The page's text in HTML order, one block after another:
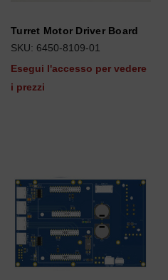
Turret Motor Driver Board
SKU: 6450-8109-01
Esegui l'accesso per vedere
i prezzi